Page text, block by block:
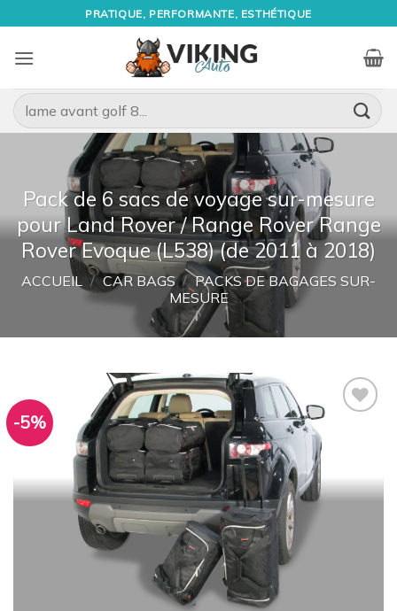
au
contenu
PRATIQUE, PERFORMANTE, ESTHÉTIQUE
Recherche
pour :
Pack de 6 sacs de voyage sur-mesure
pour Land Rover / Range Rover Range
Rover Evoque (L538) (de 2011 à 2018)
ACCUEIL / CAR BAGS / PACKS DE BAGAGES SUR-
MESURE
-5%